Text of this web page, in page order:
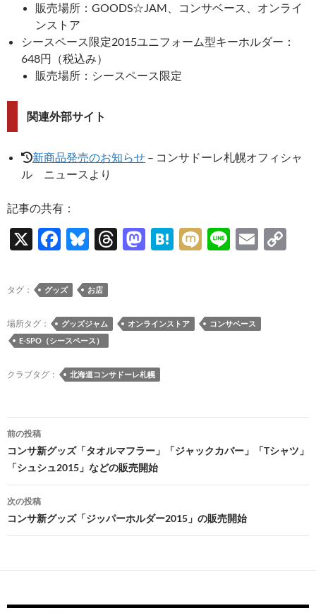
販売場所：GOODS☆JAM、コンサベース、オンライ
ンストア
シースペース限定2015ユニフォーム型キーホルダー：
648円（税込み）
販売場所：シースペース限定
関連外部サイト
新商品発売のお知らせ – コンサドーレ札幌オフィシャ
ル ニュースより
記事の共有：
X
F
e
b
o
o
k
Bl
es
k
y
T
ds
M
o
H
a
M Li
E
タグ： グッズ お店
場所タグ： グッズジャム オンラインストア
コンサベース
E-SPO（シースペース）
クラブタグ： 北海道コンサドーレ札幌
投
稿
ナ
ビ
ゲ
シ
ョ
前の投稿
コンサ新グッズ「タオルマフラー」「ジャックカバー」「Tシャツ」
「シュシュ2015」などの販売開始
次の投稿
コンサ新グッズ「ジッパーホルダー2015」の販売開始